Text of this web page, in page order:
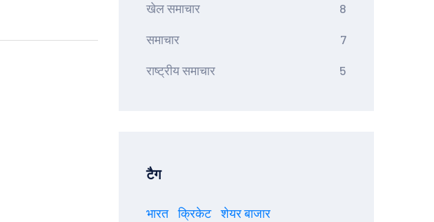
खेल समाचार 8
समाचार 7
राष्ट्रीय समाचार 5
टैग
भारत क्रिकेट
शेयर बाजार